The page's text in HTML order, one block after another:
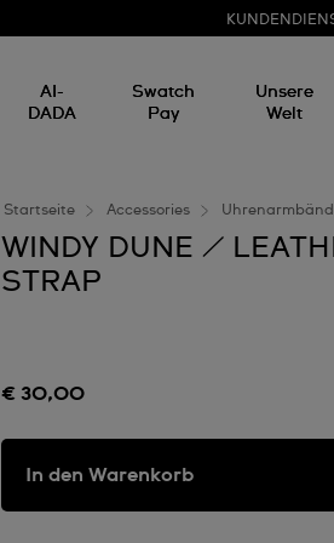
AI-
DADA
Swatch
Pay
Unsere
Welt
Startseite Accessories
WINDY DUNE /
STRAP
€ 30,00
In den Warenkorb